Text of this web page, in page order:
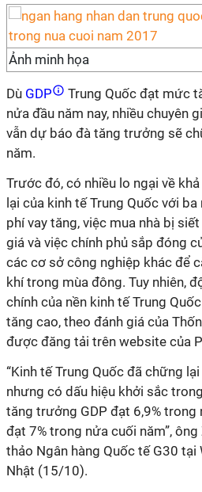
Ảnh minh họa
Dù GDP
Trung Quốc đạt mức
nửa đầu năm nay, nhiều chuyên
vẫn dự báo đà tăng trưởng sẽ
năm.
Trước đó, có nhiều lo ngại về
lại của kinh tế Trung Quốc với
phí vay tăng, việc mua nhà bị
giá và việc chính phủ sắp đóng
các cơ sở công nghiệp khác để
khí trong mùa đông. Tuy nhiên,
chính của nền kinh tế Trung
tăng cao, theo đánh giá của
được đăng tải trên website của
“Kinh tế Trung Quốc đã chững
nhưng có dấu hiệu khởi sắc
tăng trưởng GDP đạt 6,9% trong
đạt 7% trong nửa cuối năm”,
thảo Ngân hàng Quốc tế G30 tại
Nhật (15/10).